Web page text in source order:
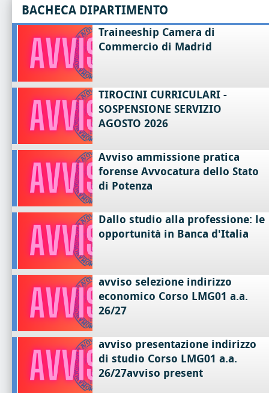
BACHECA DIPARTIMENTO
Traineeship Camera di
Commercio di Madrid
TIROCINI CURRICULARI -
SOSPENSIONE SERVIZIO
AGOSTO 2026
Avviso ammissione pratica
forense Avvocatura dello Stato
di Potenza
Dallo studio alla professione: le
opportunità in Banca d'Italia
avviso selezione indirizzo
economico Corso LMG01 a.a.
26/27
avviso presentazione indirizzo
di studio Corso LMG01 a.a.
26/27avviso present